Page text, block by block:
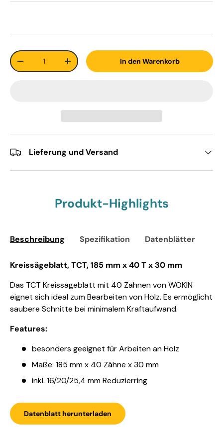
Anzahl
+ In den Warenkorb
Lieferung und Versand
Produkt-Highlights
Beschreibung Spezifikation Datenblätter
Kreissägeblatt, TCT, 185 mm x 40 T x 30 mm
Das TCT Kreissägeblatt mit 40 Zähnen von WOKIN
eignet sich ideal zum Bearbeiten von Holz. Es ermöglicht
saubere Schnitte bei minimalem Kraftaufwand.
Features:
besonders geeignet für Arbeiten an Holz
Maße: 185 mm x 40 Zähne x 30 mm
inkl. 16/20/25,4 mm Reduzierring
Datenblatt herunterladen